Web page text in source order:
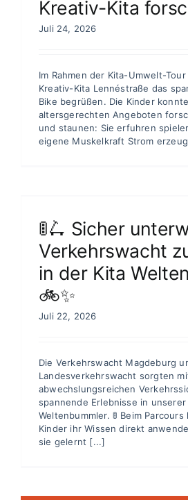
Kreativ-Kita
Juli 24, 2026
Im Rahmen der Kita-Umwelt-
Kreativ-Kita Lennéstraße das
Bike begrüßen. Die Kinder
altersgerechten Angeboten
und staunen: Sie erfuhren
eigene Muskelkraft Strom
🚦🛴 Sicher
Verkehrswacht
in der Kita
🚲✨
Juli 22, 2026
Die Verkehrswacht Magdeburg
Landesverkehrswacht sorgten
abwechslungsreichen
spannende Erlebnisse in unserer
Weltenbummler. 🚦 Beim
Kinder ihr Wissen direkt
sie gelernt [...]